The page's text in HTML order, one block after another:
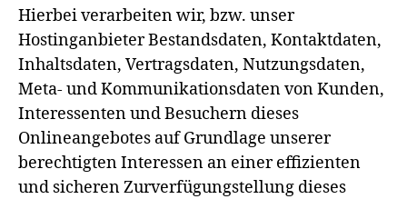
Hierbei verarbeiten wir, bzw. unser
Hostinganbieter Bestandsdaten, Kontaktdaten,
Inhaltsdaten, Vertragsdaten, Nutzungsdaten,
Meta- und Kommunikationsdaten von Kunden,
Interessenten und Besuchern dieses
Onlineangebotes auf Grundlage unserer
berechtigten Interessen an einer effizienten
und sicheren Zurverfügungstellung dieses